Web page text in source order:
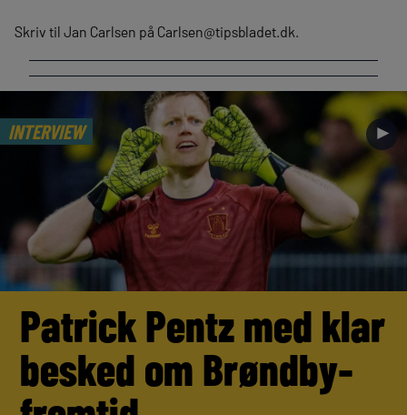
Skriv til Jan Carlsen på Carlsen@tipsbladet.dk
INTERVIEW ►
Patrick Pentz med klar
besked om Brøndby-